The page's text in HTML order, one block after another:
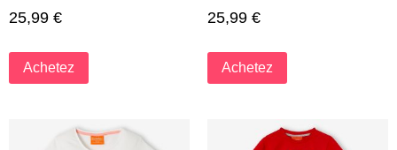
25,99 €
Achetez
25,99 €
Achetez